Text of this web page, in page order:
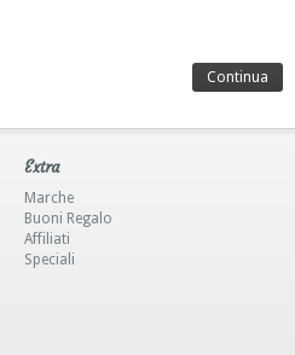
Continua
Extra
Marche
Buoni Regalo
Affiliati
Speciali